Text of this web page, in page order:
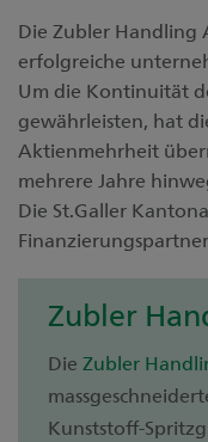
Die Zubler Handling
erfolgreiche
Um die Kontinuität
gewährleisten, hat
Aktienmehrheit
mehrere Jahre
Die St.Galler
Zubler
Die Zubler
Kunststoff-